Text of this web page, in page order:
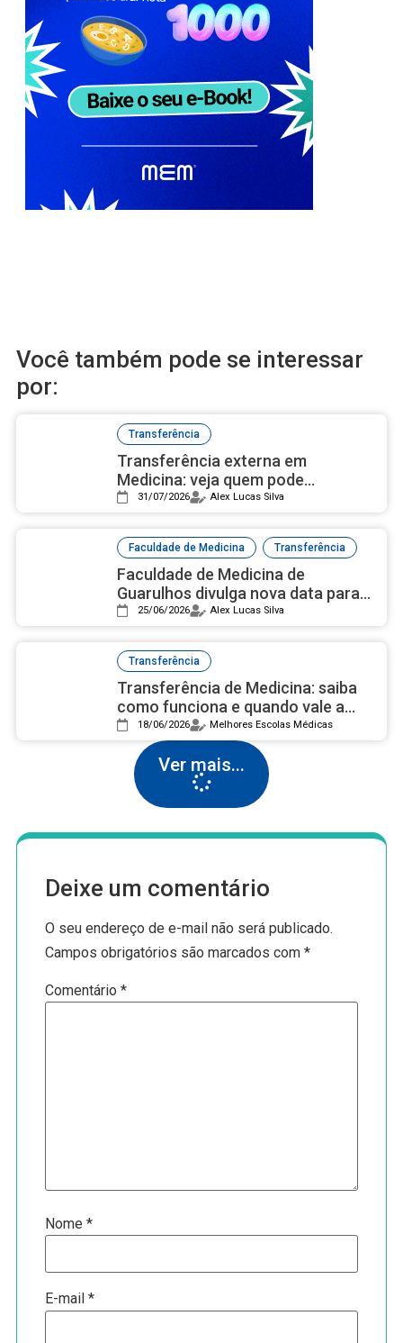
Você também pode se interessar
por:
Transferência
Transferência externa em
Medicina: veja quem pode
concorrer às vagas
31/07/2026 Alex Lucas Silva
Faculdade de Medicina , Transferência
Faculdade de Medicina de
Guarulhos divulga nova data para
os processos de transferência
área da saúde
25/06/2026 Alex Lucas Silva
Transferência
Transferência de Medicina: saiba
como funciona e quando vale a
pena mudar de faculdade
18/06/2026 Melhores Escolas Médicas
Ver mais...
Deixe um comentário
O seu endereço de e-mail não será publicado.
Campos obrigatórios são marcados com*
Comentário*
Nome*
E-mail*